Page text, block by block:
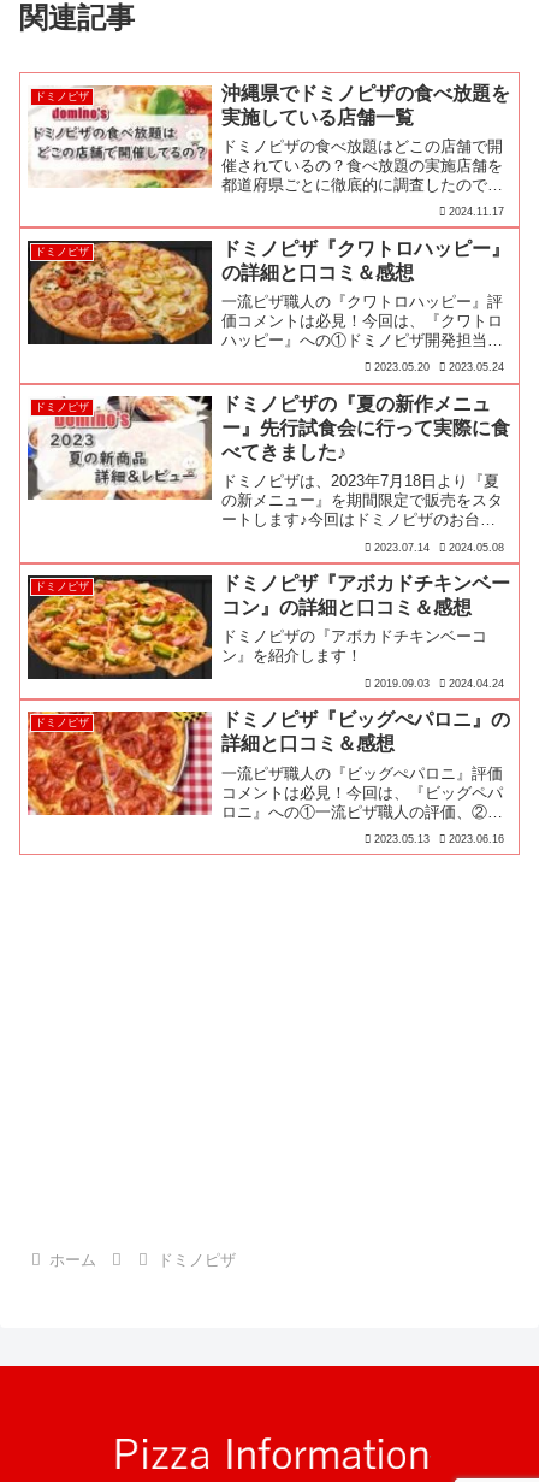
関連記事
ドミノピザ
沖縄県でドミノピザの食べ放題を
実施している店舗一覧
ドミノピザの食べ放題はどこの店舗で開
催されているの？食べ放題の実施店舗を
都道府県ごとに徹底的に調査したので参
2024.11.17
ドミノピザ
ドミノピザ『クワトロハッピー』
の詳細と口コミ＆感想
一流ピザ職人の『クワトロハッピー』評
価コメントは必見！今回は、『クワトロ
ハッピー』への①ドミノピザ開発担当者
のコメント、②一流ピザ職人の評価、③
商品詳細、④みんなの口コミをお届けし
ます♪
2023.05.20 2023.05.24
ドミノピザ
ドミノピザの『夏の新作メニュ
ー』先行試食会に行って実際に食
べてきました♪
ドミノピザは、2023年7月18日より『夏
の新メニュー』を期間限定で販売をスタ
ートします♪今回はドミノピザのお台場
店で開催された『夏の新メニュー』試食
会に招待してもらったんで、その模様を
お届けするよ～♪
2023.07.14 2024.05.08
ドミノピザ
ドミノピザ『アボカドチキンベー
コン』の詳細と口コミ＆感想
ドミノピザの『アボカドチキンベーコ
ン』を紹介します！
2019.09.03 2024.04.24
ドミノピザ
ドミノピザ『ビッグぺパロニ』の
詳細と口コミ＆感想
一流ピザ職人の『ビッグぺパロニ』評価
コメントは必見！今回は、『ビッグペパ
ロニ』への①一流ピザ職人の評価、②実
際に食べた感想、③商品詳細、④みんな
の口コミ、➄ドミノピザ関係者のコメン
2023.05.13 2023.06.16
ホーム ドミノピザ